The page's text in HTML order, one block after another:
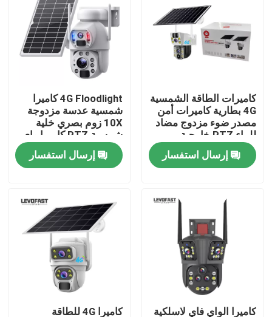
فيديوهات
جولة في المصنع
مراقبة الجودة
اطلب اقتباس
واي فاي كاميرا الأمن المصباح الكهربائي
كاميرات الطاقة الشمسية
4G بطارية كاميرات أمن
مصدر ضوء مزدوج مضاد
للماء PTZ خارجية
كاميرات المراقبة
إرسال استفسار
4G Floodlight كاميرا
شمسية عدسة مزدوجة
10X زوم بصري خلية
شمسية PTZ كاميرا واي
فاي في الهواء الطلق
كاميرا CCTV 6MP إرسال استفسار
كاميرا الواي فاي لاسلكية كاميرا 4G للطاقة